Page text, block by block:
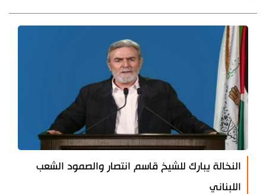
النخالة يبارك للشيخ قاسم انتصار والصمود الشعب
اللبناني